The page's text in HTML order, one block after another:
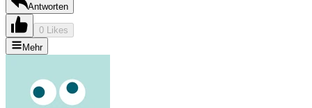
Antworten
0 Likes
Mehr